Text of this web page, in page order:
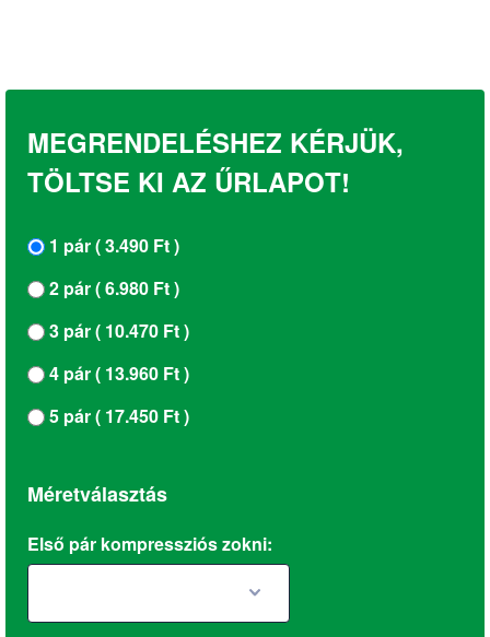
MEGRENDELÉSHEZ KÉRJÜK,
TÖLTSE KI AZ ŰRLAPOT!
1 pár ( 3.490 Ft )
2 pár ( 6.980 Ft )
3 pár ( 10.470 Ft )
4 pár ( 13.960 Ft )
5 pár ( 17.450 Ft )
Méretválasztás
Első pár kompressziós zokni: